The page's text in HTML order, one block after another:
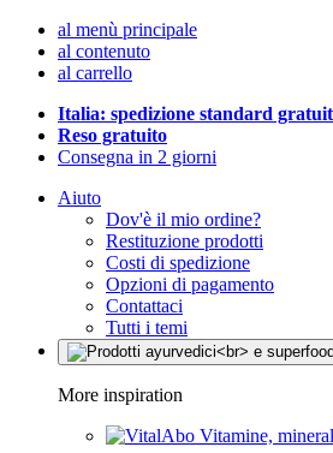
al menù principale
al contenuto
al carrello
Italia: spedizione standard
Reso gratuito
Consegna in 2 giorni
Aiuto
Dov'è il mio ordine?
Restituzione prodotti
Costi di spedizione
Opzioni di pagamento
Contattaci
Tutti i temi
More inspiration
Vitamine,